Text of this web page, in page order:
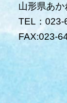
山形県あ
TEL：023-
FAX:023-